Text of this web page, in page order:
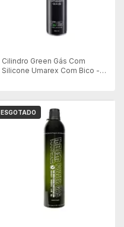
Cilindro Green Gás Com
Silicone Umarex Com Bico -
ESGOTADO